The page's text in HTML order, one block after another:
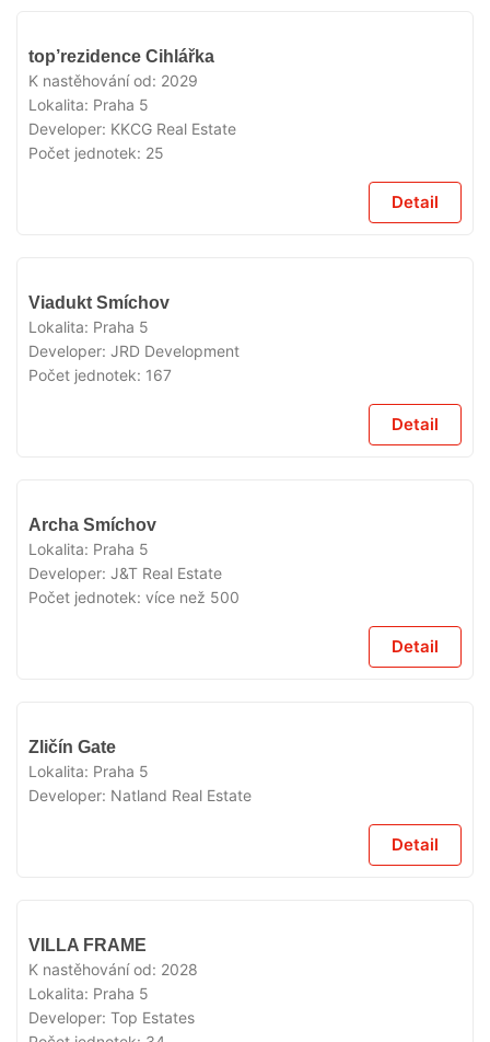
top’rezidence Cihlářka
K nastěhování od: 2029
Lokalita: Praha 5
Developer: KKCG Real Estate
Počet jednotek: 25
Detail
Viadukt Smíchov
Lokalita: Praha 5
Developer: JRD Development
Počet jednotek: 167
Detail
Archa Smíchov
Lokalita: Praha 5
Developer: J&T Real Estate
Počet jednotek: více než 500
Detail
Zličín Gate
Lokalita: Praha 5
Developer: Natland Real Estate
Detail
VILLA FRAME
K nastěhování od: 2028
Lokalita: Praha 5
Developer: Top Estates